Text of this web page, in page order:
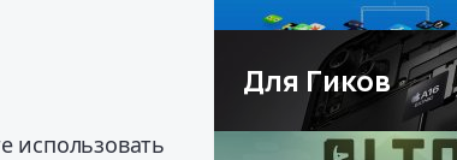
использовать
Для Гиков